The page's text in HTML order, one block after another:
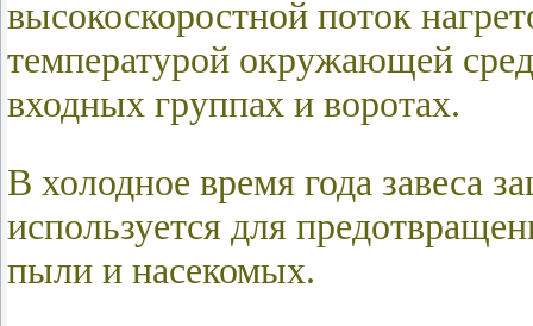
высокоскоростной поток
температурой окружающей
входных группах и воротах.
В холодное время года завеса
используется для
пыли и насекомых.